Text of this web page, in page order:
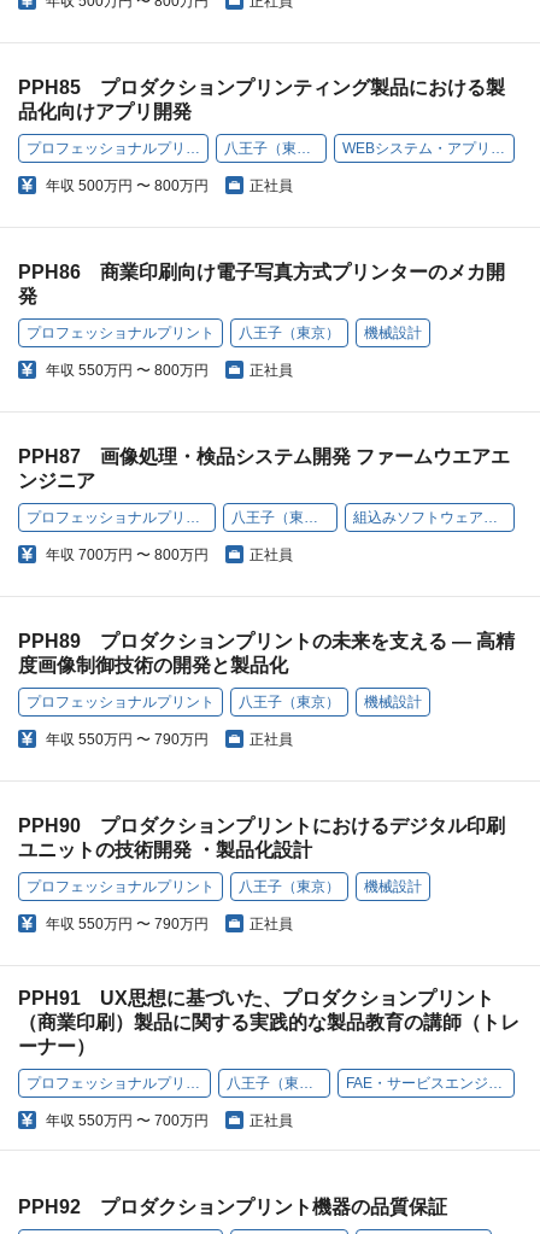
PPH85 プロダクションプリンティング製品における製
品化向けアプリ開発
プロフェッショナルプリント 八王子（東京） WEBシステム・アプリ開発
年収 500万円 〜 800万円 正社員
PPH86 商業印刷向け電子写真方式プリンターのメカ開
発
プロフェッショナルプリント 八王子（東京） 機械設計
年収 550万円 〜 800万円 正社員
PPH87 画像処理・検品システム開発 ファームウエアエ
ンジニア
プロフェッショナルプリント 八王子（東京） 組込みソフトウェア開発
年収 700万円 〜 800万円 正社員
PPH89 プロダクションプリントの未来を支える ― 高精
度画像制御技術の開発と製品化
プロフェッショナルプリント 八王子（東京） 機械設計
年収 550万円 〜 790万円 正社員
PPH90 プロダクションプリントにおけるデジタル印刷
ユニットの技術開発 ・製品化設計
プロフェッショナルプリント 八王子（東京） 機械設計
年収 550万円 〜 790万円 正社員
PPH91 UX思想に基づいた、プロダクションプリント
（商業印刷）製品に関する実践的な製品教育の講師（トレ
ーナー）
プロフェッショナルプリント 八王子（東京） FAE・サービスエンジニア
年収 550万円 〜 700万円 正社員
PPH92 プロダクションプリント機器の品質保証